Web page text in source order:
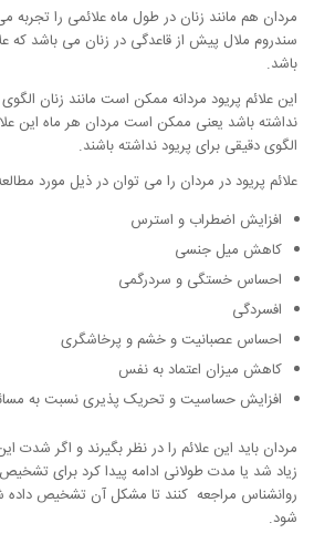
مردان هم مانند زنان در طول ماه علائمی را تجربه
سندروم ملال پیش از قاعدگی در زنان می باشد که
باشد.
این علائم پریود مردانه ممکن است مانند زنان
نداشته باشد یعنی ممکن است مردان هر ماه این
الگوی دقیقی برای پریود نداشته باشند.
علائم پریود در مردان را می توان در ذیل مورد
افزایش اضطراب و استرس
کاهش میل جنسی
احساس خستگی و سردرگمی
افسردگی
احساس عصبانیت و خشم و پرخاشگری
کاهش میزان اعتماد به نفس
افزایش حساسیت و تحریک پذیری نسبت به
مردان باید این علائم را در نظر بگیرند و اگر شدت
زیاد شد یا مدت طولانی ادامه پیدا کرد برای
روانشناس مراجعه کنند تا مشکل آن تشخیص
شود.